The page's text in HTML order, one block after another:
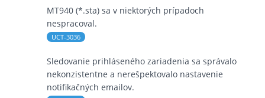
MT940 (*.sta) sa v niektorých prípadoch
nespracoval.
UCT-3036
Sledovanie prihláseného zariadenia sa správalo
nekonzistentne a nerešpektovalo nastavenie
notifikačných emailov.